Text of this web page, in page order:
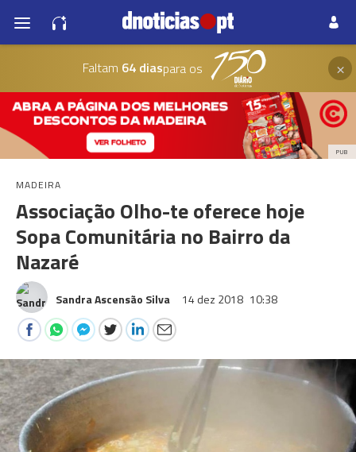
Faltam 64 diaspara os ×
PUB
MADEIRA
Associação Olho-te oferece hoje
Sopa Comunitária no Bairro da
Nazaré
Sandra Ascensão Silva 14 dez 2018 10:38